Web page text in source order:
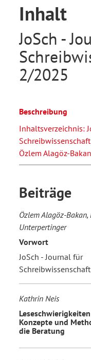
Inhalt
JoSch -
2/2025
Beschreibung
Inhaltsverzeichnis:
Özlem Alagöz-
Beiträge
Özlem Alagöz-Bakan,
Unterpertinger
Vorwort
JoSch - Journal für
Kathrin Neis
Konzepte und
die Beratung